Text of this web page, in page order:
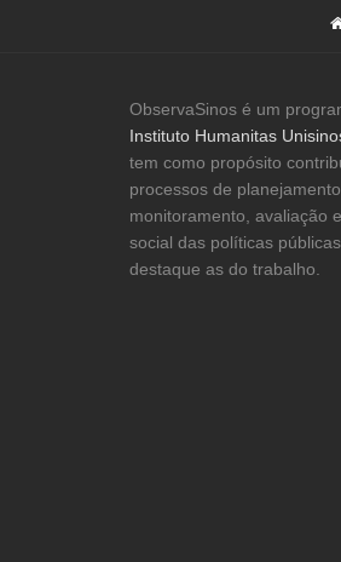
ObservaSinos é um
Instituto Humanitas
tem como propósito
processos de
monitoramento, avaliação
social das políticas
destaque as do trabalho.